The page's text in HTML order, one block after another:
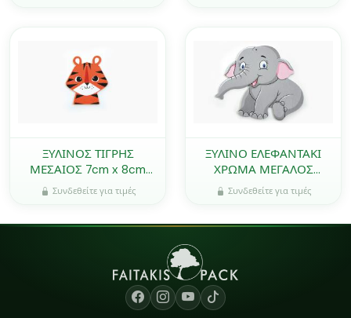
ΞΥΛΙΝΟΣ ΤΙΓΡΗΣ
ΜΕΣΑΙΟΣ 7cm x 8cm
0519640
Συνδεθείτε για τιμές
ΞΥΛΙΝΟ ΕΛΕΦΑΝΤΑΚΙ
ΧΡΩΜΑ ΜΕΓΑΛΟΣ
21.5cm x 24cm 0519642
Συνδεθείτε για τιμές